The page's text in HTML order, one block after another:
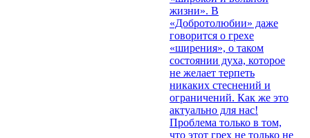
жизни». В
«Добротолюбии» даже
говорится о грехе
«ширения», о таком
состоянии духа, которое
не желает терпеть
никаких стеснений и
ограничений. Как же это
актуально для нас!
Проблема только в том,
что этот грех не только не